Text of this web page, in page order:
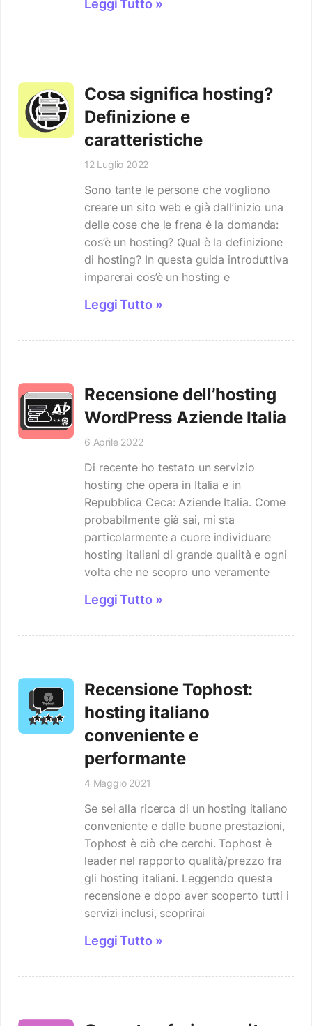
Leggi Tutto »
Cosa significa hosting?
Definizione e
caratteristiche
12 Luglio 2022
Sono tante le persone che vogliono
creare un sito web e già dall’inizio una
delle cose che le frena è la domanda:
cos’è un hosting? Qual è la definizione
di hosting? In questa guida introduttiva
imparerai cos’è un hosting e
Leggi Tutto »
Recensione dell’hosting
WordPress Aziende Italia
6 Aprile 2022
Di recente ho testato un servizio
hosting che opera in Italia e in
Repubblica Ceca: Aziende Italia. Come
probabilmente già sai, mi sta
particolarmente a cuore individuare
hosting italiani di grande qualità e ogni
volta che ne scopro uno veramente
Leggi Tutto »
Recensione Tophost:
hosting italiano
conveniente e
performante
4 Maggio 2021
Se sei alla ricerca di un hosting italiano
conveniente e dalle buone prestazioni,
Tophost è ciò che cerchi. Tophost è
leader nel rapporto qualità/prezzo fra
gli hosting italiani. Leggendo questa
recensione e dopo aver scoperto tutti i
servizi inclusi, scoprirai
Leggi Tutto »